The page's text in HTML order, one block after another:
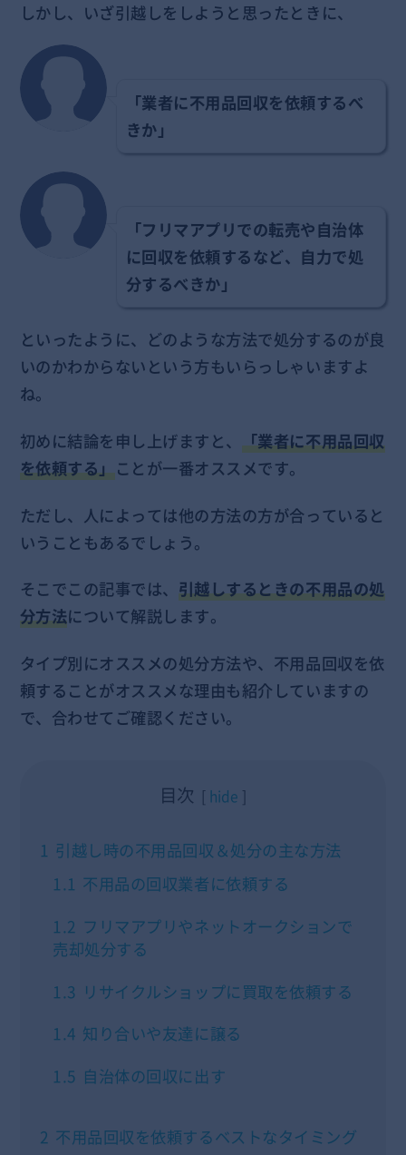
しかし、いざ引越しをしようと思ったときに、
「業者に不用品回収を依頼するべ
きか」
「フリマアプリでの転売や自治体
に回収を依頼するなど、自力で処
分するべきか」
といったように、どのような方法で処分するのが良
いのかわからないという方もいらっしゃいますよ
ね。
初めに結論を申し上げますと、 「業者に不用品回収
を依頼する」ことが一番オススメです。
ただし、人によっては他の方法の方が合っていると
いうこともあるでしょう。
そこでこの記事では、 引越しするときの不用品の処
分方法について解説します。
タイプ別にオススメの処分方法や、不用品回収を依
頼することがオススメな理由も紹介していますの
で、合わせてご確認ください。
目次 hide
1 引越し時の不用品回収＆処分の主な方法
1.1 不用品の回収業者に依頼する
1.2 フリマアプリやネットオークションで
売却処分する
1.3 リサイクルショップに買取を依頼する
1.4 知り合いや友達に譲る
1.5 自治体の回収に出す
2 不用品回収を依頼するベストなタイミング